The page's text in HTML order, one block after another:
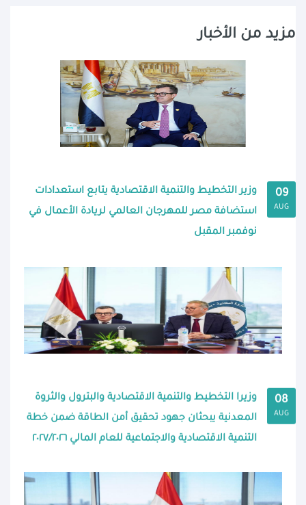
مزيد من الأخبار
09
AUG
وزير التخطيط والتنمية الاقتصادية يتابع استعدادات
استضافة مصر للمهرجان العالمي لريادة الأعمال في
نوفمبر المقبل
08
AUG
وزيرا التخطيط والتنمية الاقتصادية والبترول والثروة
المعدنية يبحثان جهود تحقيق أمن الطاقة ضمن خطة
التنمية الاقتصادية والاجتماعية للعام المالي ٢٠٢٧/٢٠٢٦